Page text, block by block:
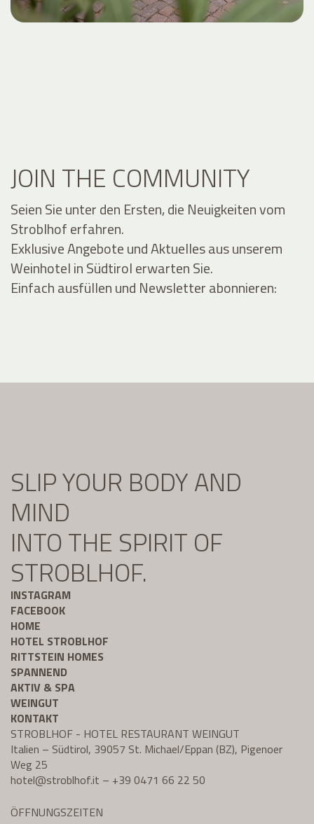
JOIN THE COMMUNITY
Seien Sie unter den Ersten, die Neuigkeiten vom
Stroblhof erfahren.
Exklusive Angebote und Aktuelles aus unserem
Weinhotel in Südtirol erwarten Sie.
Einfach ausfüllen und Newsletter abonnieren:
SLIP YOUR BODY AND
MIND
INTO THE SPIRIT OF
STROBLHOF.
INSTAGRAM
FACEBOOK
HOME
HOTEL STROBLHOF
RITTSTEIN HOMES
SPANNEND
AKTIV & SPA
WEINGUT
KONTAKT
STROBLHOF - HOTEL RESTAURANT WEINGUT
Italien – Südtirol, 39057 St. Michael/Eppan (BZ), Pigenoer
Weg 25
hotel@stroblhof.it – +39 0471 66 22 50
ÖFFNUNGSZEITEN